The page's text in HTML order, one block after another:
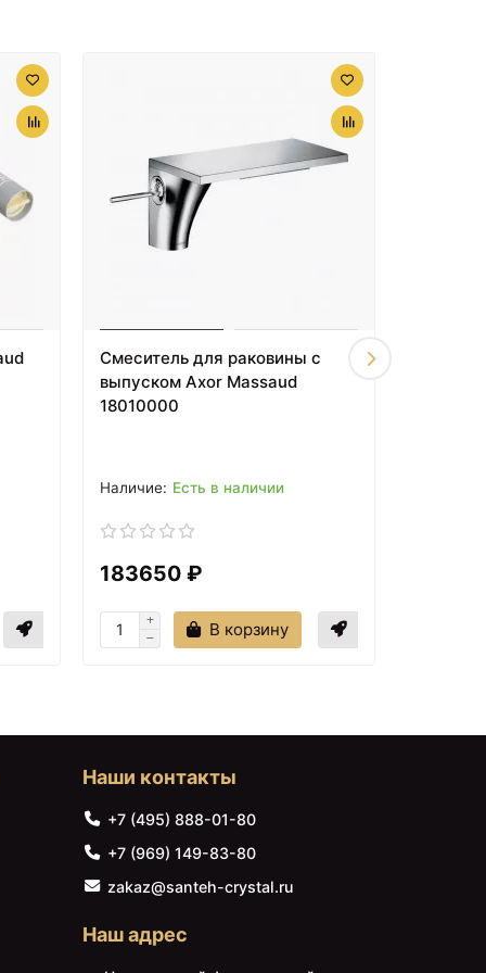
7490 ₽
7590 ₽
см Am.Pm Like W80A-
8090 ₽
Душевой гарнитур
Смеситель для раковины с
выпуском Axor Massaud
18010000
Есть в наличии
183650 ₽
В корзину
Наши контакты
+7 (495) 888-01-80
+7 (969) 149-83-80
zakaz@santeh-crystal.ru
Наш адрес